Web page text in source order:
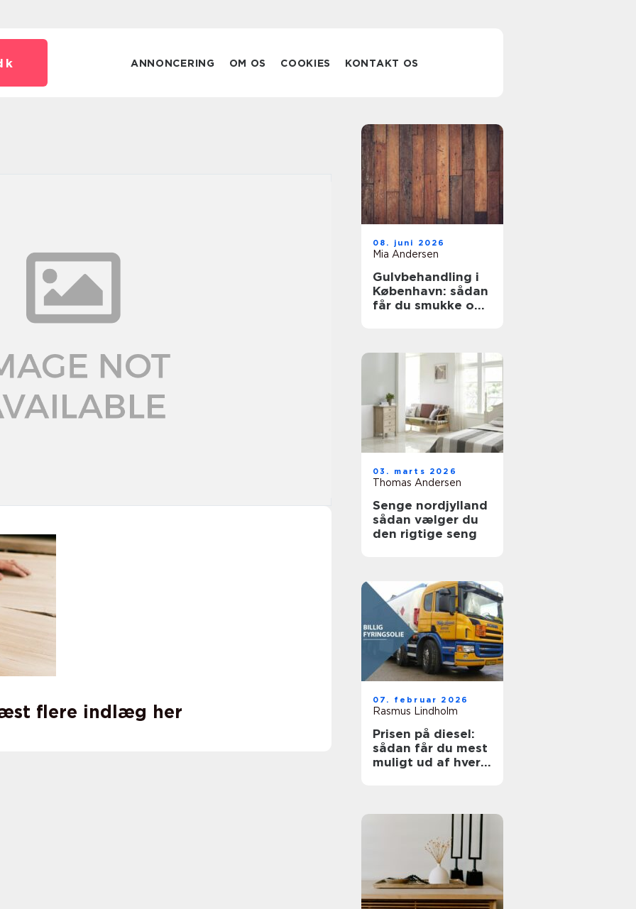
ANNONCERING OM OS COOKIES KONTAKT OS
flere indlæg her
08. juni 2026
Mia Andersen
Gulvbehandling i
København: sådan
får du smukke og
03. marts 2026
Thomas Andersen
Senge nordjylland
sådan vælger du
den rigtige seng
07. februar 2026
Rasmus Lindholm
Prisen på diesel:
sådan får du mest
muligt ud af hver